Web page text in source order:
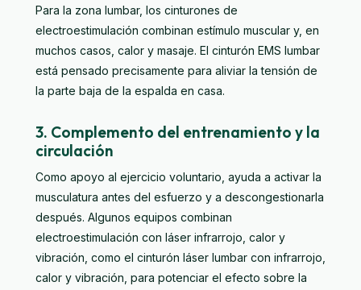
Para la zona lumbar, los cinturones de
electroestimulación combinan estímulo muscular y, en
muchos casos, calor y masaje. El cinturón EMS lumbar
está pensado precisamente para aliviar la tensión de
la parte baja de la espalda en casa.
3. Complemento del entrenamiento y la
circulación
Como apoyo al ejercicio voluntario, ayuda a activar la
musculatura antes del esfuerzo y a descongestionarla
después. Algunos equipos combinan
electroestimulación con láser infrarrojo, calor y
vibración, como el cinturón láser lumbar con infrarrojo,
calor y vibración , para potenciar el efecto sobre la